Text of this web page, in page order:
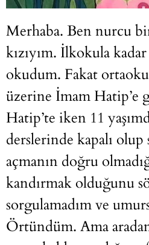
Merhaba. Ben nurcu
kızıyım. İlkokula
okudum. Fakat
üzerine İmam Hatip’e
Hatip’te iken 11
derslerinde kapalı olup
açmanın doğru
kandırmak olduğunu
sorgulamadım ve
Örtündüm. Ama